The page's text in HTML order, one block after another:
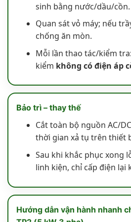
sinh bằng nước/dầu/cồn.
Quan sát vỏ máy; nếu
chống ăn mòn.
Mỗi lần thao tác/kiểm
kiểm không có điện áp
Bảo trì – thay thế
Cắt toàn bộ nguồn AC/
thời gian xả tụ trên thiết
Sau khi khắc phục xong
linh kiện, chỉ cấp điện lại
Hướng dẫn vận hành nhanh